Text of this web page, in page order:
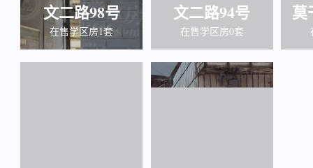
文二路98号
在售学区房1套
文二路94号
在售学区房0套
莫